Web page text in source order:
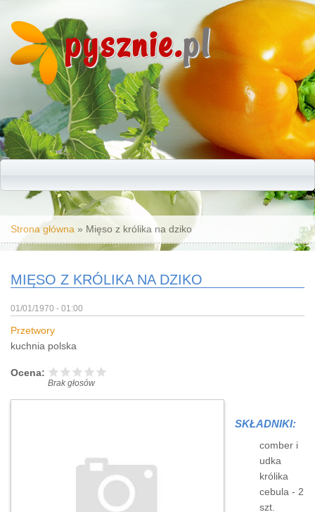
pysznie.pl
Jesteś tutaj
Strona główna » Mięso z królika na dziko
MIĘSO Z KRÓLIKA NA DZIKO
01/01/1970 - 01:00
Przetwory
kuchnia polska
Ocena:
Brak głosów
SKŁADNIKI:
comber i
udka
królika
cebula - 2
szt.